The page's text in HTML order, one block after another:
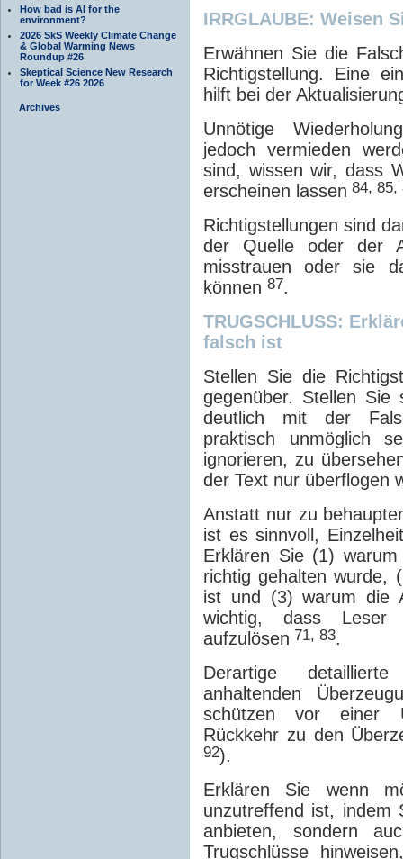
How bad is AI for the
environment?
2026 SkS Weekly Climate Change
& Global Warming News
Roundup #26
Skeptical Science New Research
for Week #26 2026
Archives
IRRGLAUBE: Weisen
Erwähnen Sie die
Richtigstellung. Eine
hilft bei der
Unnötige
jedoch vermieden
sind, wissen wir, dass
erscheinen lassen 84, 85,
Richtigstellungen sind
der Quelle oder der
misstrauen oder sie
können 87.
TRUGSCHLUSS:
falsch ist
Stellen Sie die
gegenüber. Stellen Sie
deutlich mit der
praktisch unmöglich
ignorieren, zu
der Text nur überflogen
Anstatt nur zu
ist es sinnvoll,
Erklären Sie (1)
richtig gehalten wurde,
ist und (3) warum die
wichtig, dass
aufzulösen 71, 83.
Derartige
anhaltenden
schützen vor einer
Rückkehr zu den
92).
Erklären Sie wenn
unzutreffend ist, indem
anbieten, sondern
Trugschlüsse